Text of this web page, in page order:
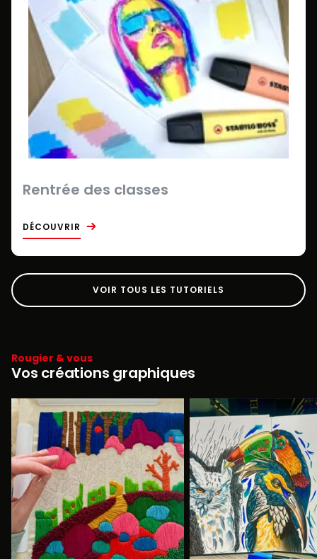
Rentrée des classes
DÉCOUVRIR
VOIR TOUS LES TUTORIELS
Rougier & vous
Vos créations graphiques